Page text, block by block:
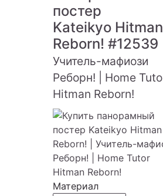
постер
Kateikyo Hitman
Reborn! #12539
Учитель-мафиози
Реборн! | Home
Hitman Reborn!
Материал